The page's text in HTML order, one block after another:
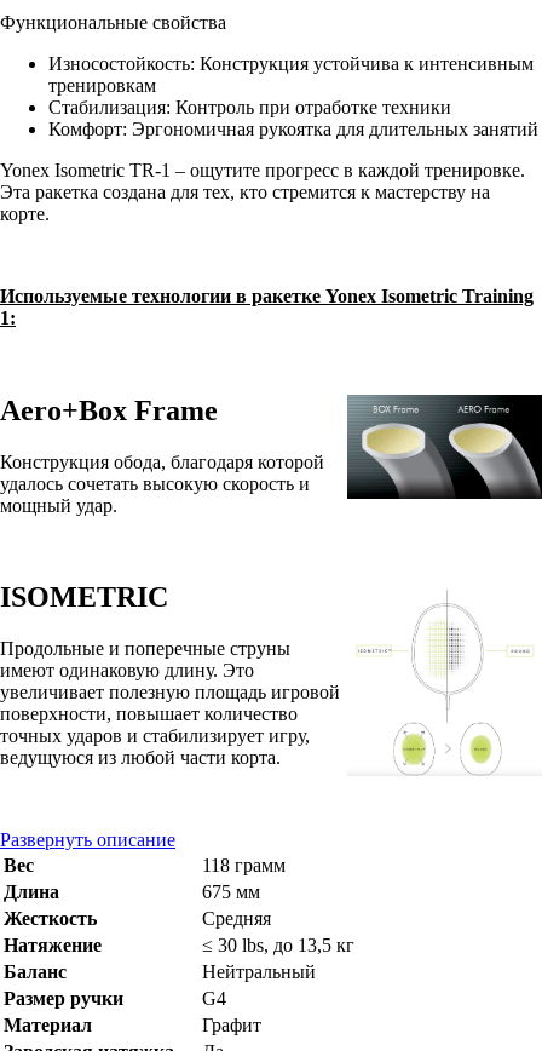
Функциональные свойства
Износостойкость: Конструкция устойчива к интенсивным
тренировкам
Стабилизация: Контроль при отработке техники
Комфорт: Эргономичная рукоятка для длительных занятий
Yonex Isometric TR-1 – ощутите прогресс в каждой тренировке.
Эта ракетка создана для тех, кто стремится к мастерству на
корте.
Используемые технологии в ракетке Yonex Isometric Training
1:
Aero+Box Frame
Конструкция обода, благодаря которой
удалось сочетать высокую скорость и
мощный удар.
ISOMETRIC
Продольные и поперечные струны
имеют одинаковую длину. Это
увеличивает полезную площадь игровой
поверхности, повышает количество
точных ударов и стабилизирует игру,
ведущуюся из любой части корта.
Развернуть описание
Вес
118 грамм
Длина
675 мм
Жесткость
Средняя
Натяжение
≤ 30 lbs, до 13,5 кг
Баланс
Нейтральный
Размер ручки
G4
Материал
Графит